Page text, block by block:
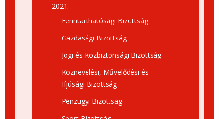
2021.
Fenntarthatósági Bizottság
Gazdasági Bizottság
Jogi és Közbiztonsági Bizottság
Köznevelési, Művelődési és
Ifjúsági Bizottság
Pénzügyi Bizottság